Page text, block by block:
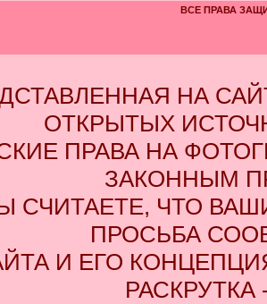
ВСЕ ПРАВА
НА
ОТКРЫТЫХ
ПРАВА НА
ЗАКОННЫМ
СЧИТАЕТЕ, ЧТО
ПРОСЬБА
И ЕГО
РАСКРУТКА